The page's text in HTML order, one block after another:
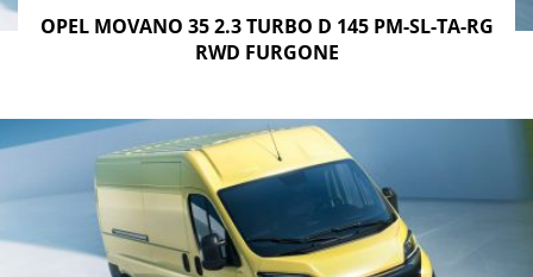
OPEL MOVANO 35 2.3 TURBO D 145 PM-SL-TA-RG
RWD FURGONE